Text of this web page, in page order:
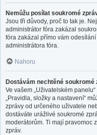
Nemůžu posílat soukromé
Jsou tři důvody, proč to tak je.
administrátor fóra zakázal
fóra zakázal přímo vám
administrátora fóra.
Nahoru
Dostávám nechtěné soukromé
Ve vašem „Uživatelském
„Pravidla, složky a nastavení“
zprávy od určeného uživatele
dostáváte urážlivé soukromé
moderátorům. Ti mají pravomoc
zpráv.